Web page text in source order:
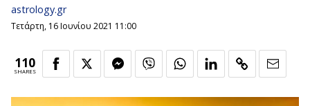
astrology.gr
Τετάρτη, 16 Ιουνίου 2021 11:00
110
SHARES